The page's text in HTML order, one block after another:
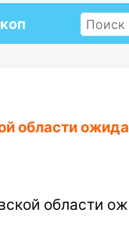
области
области